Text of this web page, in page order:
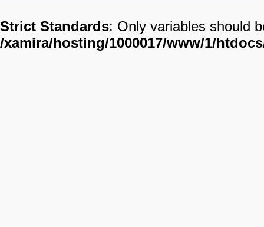
Strict Standards: Only variables should
/xamira/hosting/1000017/www/1/